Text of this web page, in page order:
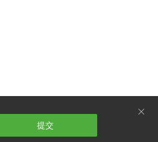
ဆ
提交